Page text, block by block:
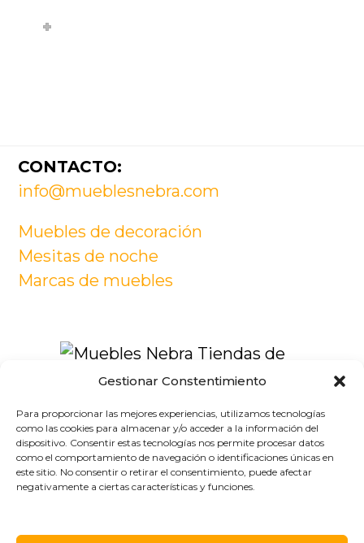
Gestionar Constentimiento
Para proporcionar las mejores experiencias, utilizamos tecnologías
como las cookies para almacenar y/o acceder a la información del
dispositivo. Consentir estas tecnologías nos permite procesar datos
como el comportamiento de navegación o identificaciones únicas en
este sitio. No consentir o retirar el consentimiento, puede afectar
negativamente a ciertas características y funciones.
Footer
CONTACTO:
info@mueblesnebra.com
Muebles de decoración
Mesitas de noche
Marcas de muebles
Muebles Nebra Tiendas de
Muebles en Zaragoza